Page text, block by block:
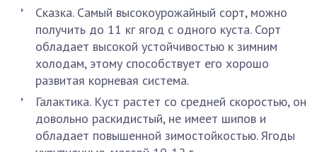
Сказка. Самый высокоурожайный сорт, можно
получить до 11 кг ягод с одного куста. Сорт
обладает высокой устойчивостью к зимним
холодам, этому способствует его хорошо
развитая корневая система.
Галактика. Куст растет со средней скоростью, он
довольно раскидистый, не имеет шипов и
обладает повышенной зимостойкостью. Ягоды